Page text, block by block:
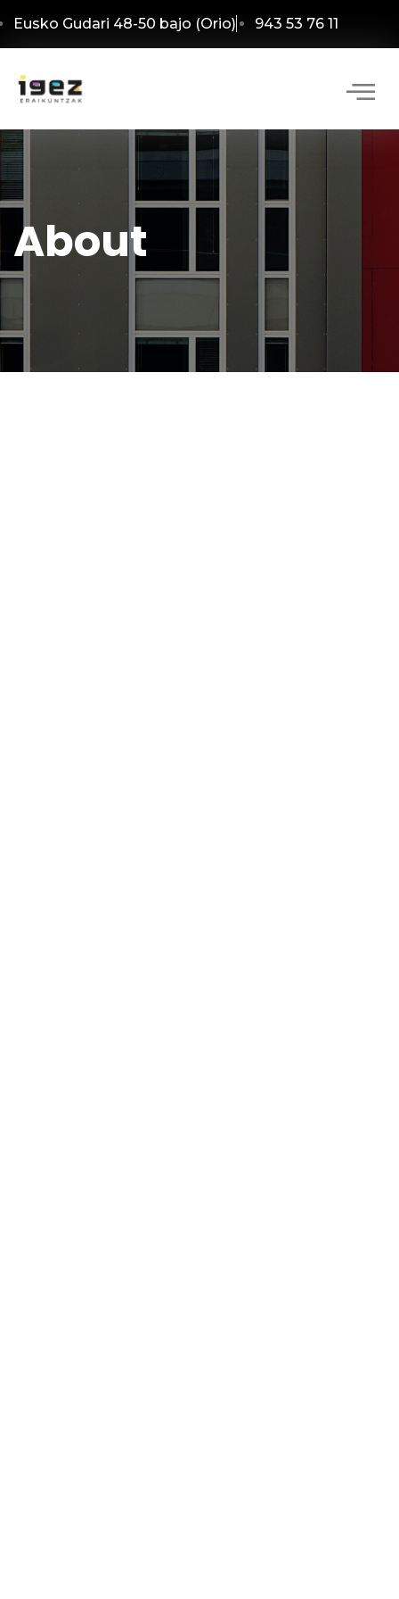
Eusko Gudari 48-50 bajo (Orio) 943 53 76 11
About